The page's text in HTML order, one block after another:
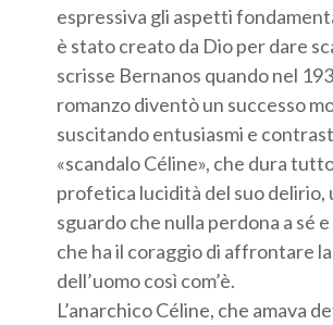
espressiva gli aspetti
è stato creato da Dio per dare
scrisse Bernanos quando nel
romanzo diventò un successo
suscitando entusiasmi e
«scandalo Céline», che dura
profetica lucidità del suo delirio,
sguardo che nulla perdona a sé
che ha il coraggio di affrontare
dell’uomo così com’è.
L’anarchico Céline, che amava